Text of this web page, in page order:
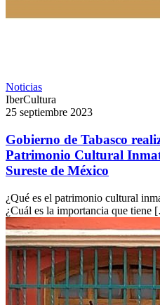
Noticias
IberCultura
25 septiembre 2023
Gobierno de Tabasco
Patrimonio Cultural
Sureste de México
¿Qué es el patrimonio cultural
¿Cuál es la importancia que